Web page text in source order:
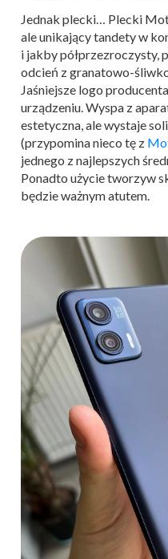
Jednak plecki… Plecki
ale unikający tandety w
i jakby półprzezroczysty,
odcień z granatowo-
Jaśniejsze logo
urządzeniu. Wyspa z
estetyczna, ale wystaje
(przypomina nieco tę z
jednego z najlepszych
Ponadto użycie tworzyw
będzie ważnym atutem.